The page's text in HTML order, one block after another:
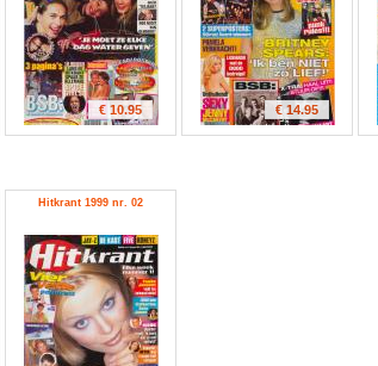
€ 10.95 € 14.95
Hitkrant 1999 nr. 02